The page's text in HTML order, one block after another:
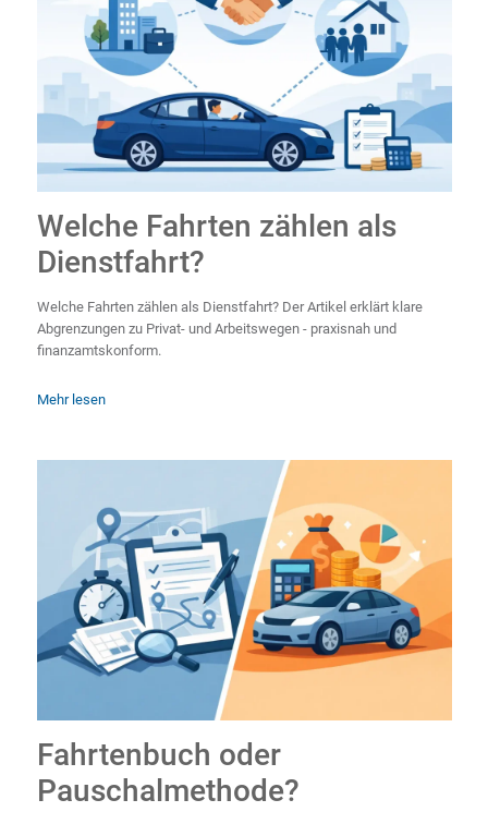
Welche Fahrten zählen als
Dienstfahrt?
Welche Fahrten zählen als Dienstfahrt? Der Artikel erklärt klare
Abgrenzungen zu Privat- und Arbeitswegen - praxisnah und
finanzamtskonform.
Mehr lesen
Fahrtenbuch oder
Pauschalmethode?